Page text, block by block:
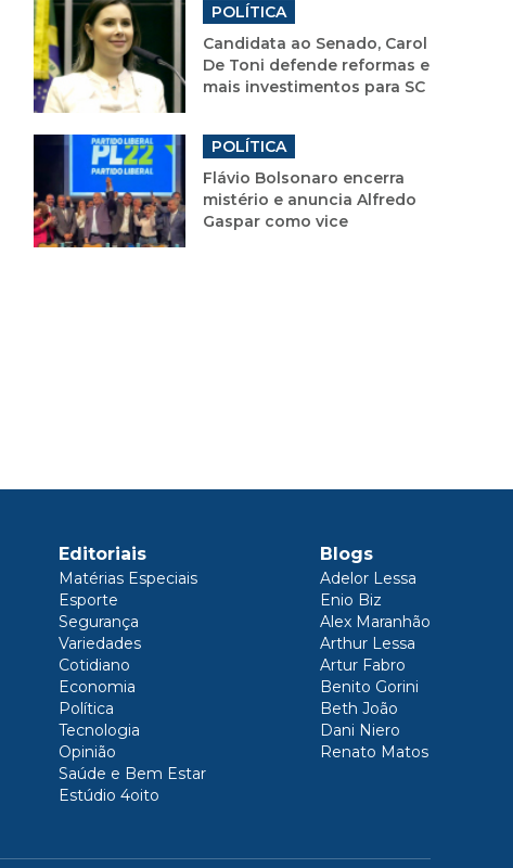
POLÍTICA
Candidata ao Senado, Carol
De Toni defende reformas e
mais investimentos para SC
POLÍTICA
Flávio Bolsonaro encerra
mistério e anuncia Alfredo
Gaspar como vice
Editoriais
Matérias Especiais
Esporte
Segurança
Variedades
Cotidiano
Economia
Política
Tecnologia
Opinião
Saúde e Bem Estar
Estúdio 4oito
Blogs
Adelor Lessa
Enio Biz
Alex Maranhão
Arthur Lessa
Artur Fabro
Benito Gorini
Beth João
Dani Niero
Renato Matos